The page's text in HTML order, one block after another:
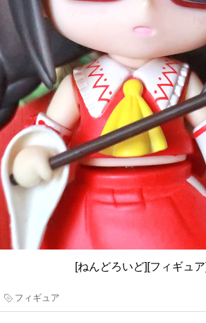
[ねんどろいど][フィギュ
フィギュア